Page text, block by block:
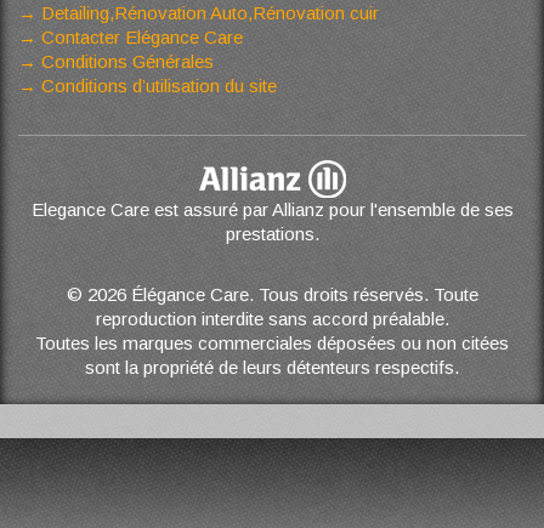
Detailing,Rénovation Auto,Rénovation cuir
Contacter Elégance Care
Conditions Générales
Conditions d’utilisation du site
Elegance Care est assuré par Allianz pour l'ensemble de ses
prestations.
© 2026 Élégance Care. Tous droits réservés. Toute
reproduction interdite sans accord préalable.
Toutes les marques commerciales déposées ou non citées
sont la propriété de leurs détenteurs respectifs.